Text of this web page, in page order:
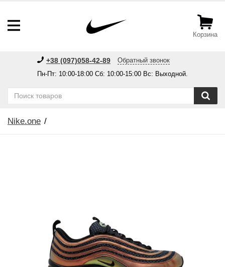
Корзина
+38 (097)058-42-89
Обратный звонок
Пн-Пт: 10:00-18:00 Сб: 10:00-15:00 Вс: Выходной.
Nike.one